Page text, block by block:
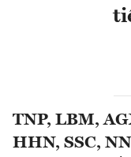
TNP, LBM,
HHN, SSC,